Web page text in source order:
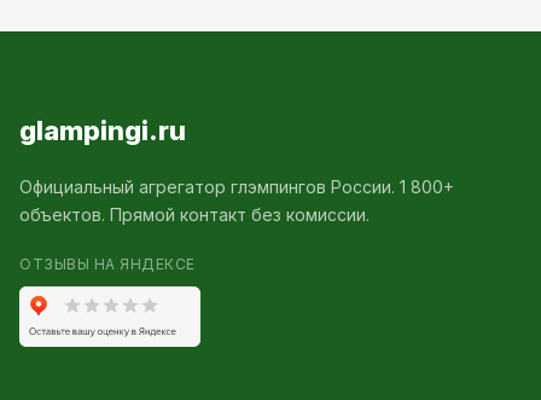
glampingi.ru
Официальный агрегатор глэмпингов России. 1 800+
объектов. Прямой контакт без комиссии.
ОТЗЫВЫ НА ЯНДЕКСЕ